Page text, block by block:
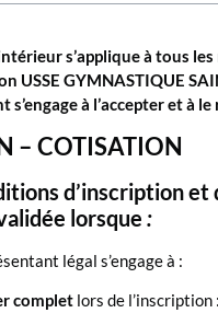
s’applique à tous
USSE GYMNASTIQUE
à l’accepter et à le
– COTISATION
d’inscription et
lorsque :
légal s’engage à :
complet lors de